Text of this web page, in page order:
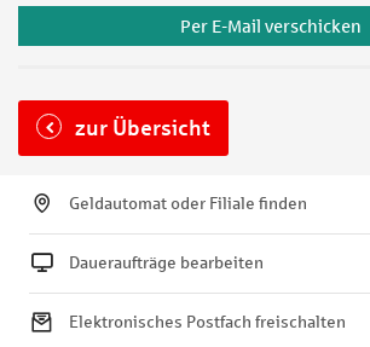
Per E-Mail verschicken
zur Übersicht
Geldautomat oder Filiale finden
Daueraufträge bearbeiten
Elektronisches Postfach freischalten